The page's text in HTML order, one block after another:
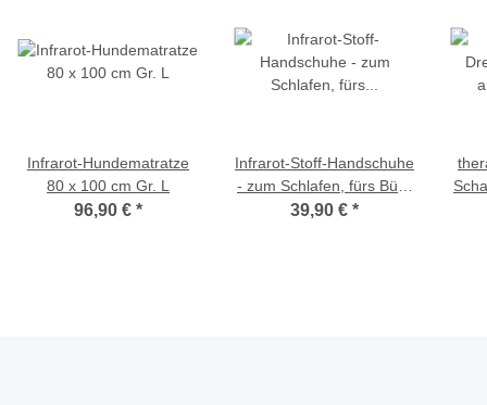
Infrarot-Hundematratze
80 x 100 cm Gr. L
96,90 € *
Infrarot-Stoff-Handschuhe
- zum Schlafen, fürs Büro
- offene Fingerspitzen
39,90 € *